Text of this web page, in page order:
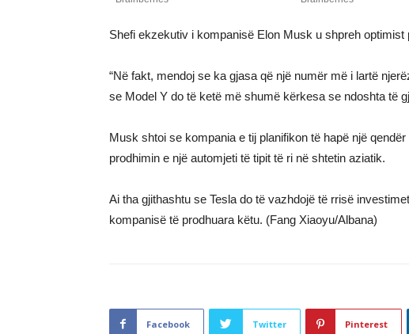
Shefi ekzekutiv i kompanisë Elon Musk u shpreh
“Në fakt, mendoj se ka gjasa që një numër më i lartë
se Model Y do të ketë më shumë kërkesa se ndoshta të
Musk shtoi se kompania e tij planifikon të hapë një
prodhimin e një automjeti të tipit të ri në shtetin aziatik.
Ai tha gjithashtu se Tesla do të vazhdojë të rrisë
kompanisë të prodhuara këtu. (Fang Xiaoyu/Albana)
Facebook Twitter Pinterest